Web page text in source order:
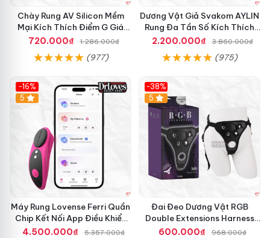
Chày Rung AV Silicon Mềm
Mại Kích Thích Điểm G Giá
Tốt
720.000₫ 1.286.000₫
(977)
Dương Vật Giả Svakom AYLIN
Rung Đa Tần Số Kích Thích
Điểm G
2.200.000₫ 3.860.000₫
(975)
-16%
Hot
5
Máy Rung Lovense Ferri Quần
Chip Kết Nối App Điều Khiển
Thông Minh
4.500.000₫ 5.357.000₫
-38%
Hot
5
Đai Đeo Dương Vật RGB
Double Extensions Harness
cao cấp kích thích
600.000₫ 968.000₫